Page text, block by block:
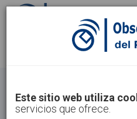
Inicio Tendencias Economía
Este sitio web utiliza
servicios que ofrece.